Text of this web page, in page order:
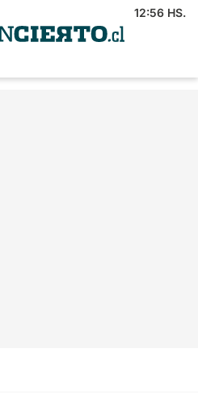
12:56 HS.